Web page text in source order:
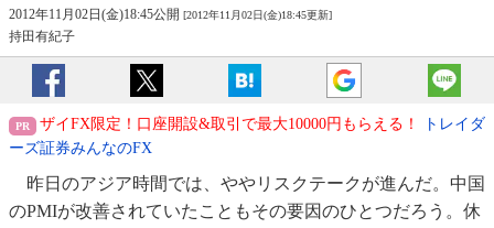
2012年11月02日(金)18:45公開 [2012年11月02日(金)18:45更新]
持田有紀子
ザイFX限定！口座開設&取引で最大10000円もらえる！
トレイダ
ーズ証券みんなのFX
昨日のアジア時間では、ややリスクテークが進んだ。中国
のPMIが改善されていたこともその要因のひとつだろう。休